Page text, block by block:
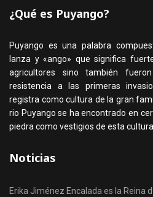
¿Qué es Puyango?
Puyango es una palabra
lanza y «ango» que significa
agricultores sino también
resistencia a las primeras
registra como cultura de la gran
rio Puyango se ha encontrado en
piedra como vestigios de esta cultura.
Noticias
Erika Jiménez Encalada es la Reina